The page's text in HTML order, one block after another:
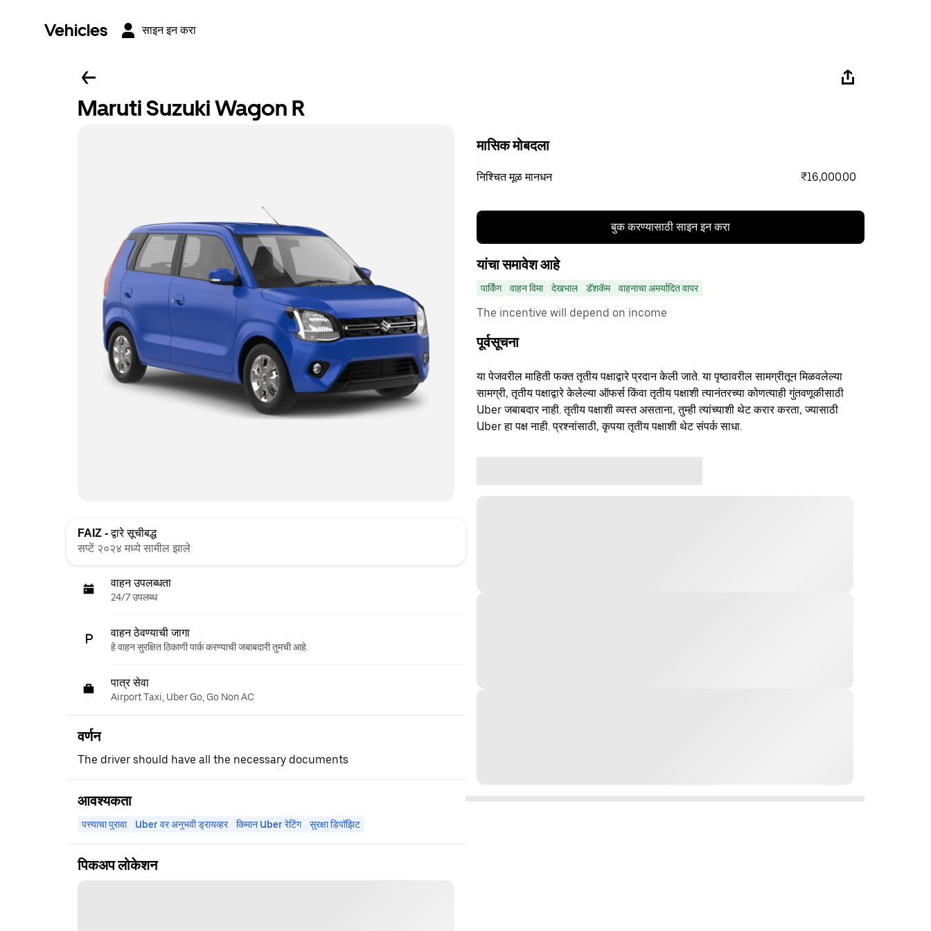
Vehicles साइन इन करा
Maruti Suzuki Wagon R
FAIZ -द्वारे सूचीबद्ध
सप्टें २०२४ मध्ये सामील झाले
वाहन उपलब्धता
24/7 उपलब्ध
वाहन ठेवण्याची जागा
हे वाहन सुरक्षित ठिकाणी पार्क करण्याची जबाबदारी तुमची आहे.
पात्र सेवा
Airport Taxi, Uber Go, Go Non AC
वर्णन
The driver should have all the necessary documents
आवश्यकता
पत्त्याचा पुरावा Uber वर अनुभवी ड्रायव्हर किमान Uber रेटिंग सुरक्षा डिपॉझिट
पिकअप लोकेशन
मासिक मोबदला
निश्चित मूळ मानधन ₹16,000.00
बुक करण्यासाठी साइन इन करा
यांचा समावेश आहे
पार्किंग वाहन विमा देखभाल डॅशकॅम वाहनाचा अमर्यादित वापर
The incentive will depend on income
पूर्वसूचना
या पेजवरील माहिती फक्त तृतीय पक्षाद्वारे प्रदान केली जाते. या पृष्ठावरील सामग्रीतून मिळवलेल्या
सामग्री, तृतीय पक्षाद्वारे केलेल्या ऑफर्स किंवा तृतीय पक्षाशी त्यानंतरच्या कोणत्याही गुंतवणूकीसाठी
Uber जबाबदार नाही. तृतीय पक्षाशी व्यस्त असताना, तुम्ही त्यांच्याशी थेट करार करता, ज्यासाठी
Uber हा पक्ष नाही. प्रश्नांसाठी, कृपया तृतीय पक्षाशी थेट संपर्क साधा.